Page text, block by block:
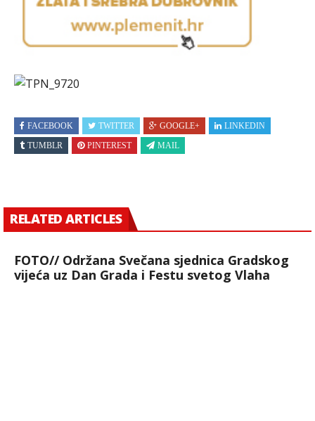
FACEBOOK TWITTER GOOGLE+
LINKEDIN
TUMBLR
PINTEREST MAIL
RELATED ARTICLES
FOTO// Održana Svečana sjednica Gradskog
vijeća uz Dan Grada i Festu svetog Vlaha